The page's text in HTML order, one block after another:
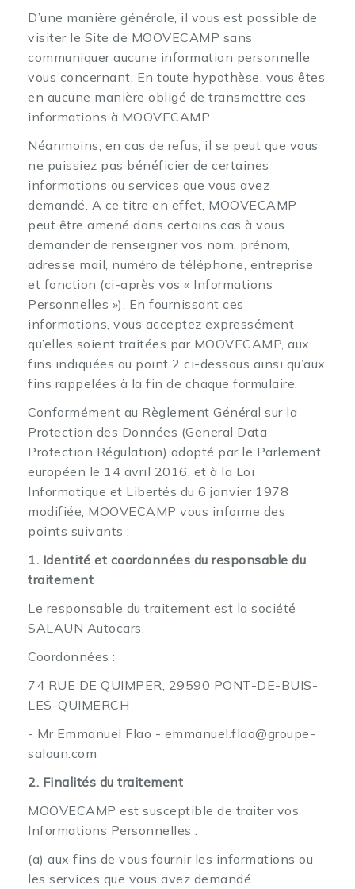
D’une manière générale, il vous est possible de
visiter le Site de MOOVECAMP sans
communiquer aucune information personnelle
vous concernant. En toute hypothèse, vous êtes
en aucune manière obligé de transmettre ces
informations à MOOVECAMP.
Néanmoins, en cas de refus, il se peut que vous
ne puissiez pas bénéficier de certaines
informations ou services que vous avez
demandé. A ce titre en effet, MOOVECAMP
peut être amené dans certains cas à vous
demander de renseigner vos nom, prénom,
adresse mail, numéro de téléphone, entreprise
et fonction (ci-après vos « Informations
Personnelles »). En fournissant ces
informations, vous acceptez expressément
qu’elles soient traitées par MOOVECAMP, aux
fins indiquées au point 2 ci-dessous ainsi qu’aux
fins rappelées à la fin de chaque formulaire.
Conformément au Règlement Général sur la
Protection des Données (General Data
Protection Régulation) adopté par le Parlement
européen le 14 avril 2016, et à la Loi
Informatique et Libertés du 6 janvier 1978
modifiée, MOOVECAMP vous informe des
points suivants :
1. Identité et coordonnées du responsable du
traitement
Le responsable du traitement est la société
SALAUN Autocars.
Coordonnées :
74 RUE DE QUIMPER, 29590 PONT-DE-BUIS-
LES-QUIMERCH
- Mr Emmanuel Flao - emmanuel.flao@groupe-
salaun.com
2. Finalités du traitement
MOOVECAMP est susceptible de traiter vos
Informations Personnelles :
(a) aux fins de vous fournir les informations ou
les services que vous avez demandé